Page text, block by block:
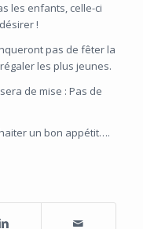
les enfants, celle-ci
!
pas de fêter la
les plus jeunes.
de mise : Pas de
un bon appétit….